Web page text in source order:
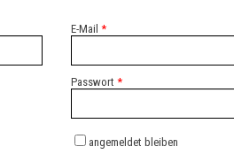
E-Mail *
Passwort *
angemeldet bleiben